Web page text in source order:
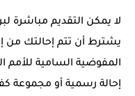
لا يمكن التقديم مباشرة
يشترط أن تتم إحالتك من
المفوضية السامية للأمم
إحالة رسمية أو مجموعة